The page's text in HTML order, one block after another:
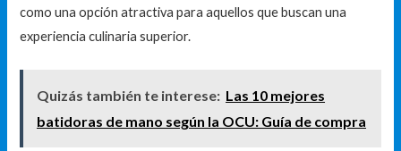
como una opción atractiva para aquellos que buscan una
experiencia culinaria superior.
Quizás también te interese: Las 10 mejores
batidoras de mano según la OCU: Guía de compra